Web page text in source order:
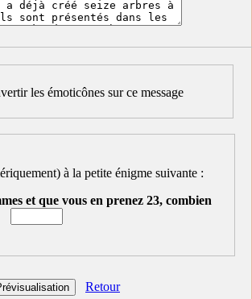
les émoticônes sur ce message
à la petite énigme suivante :
et que vous en prenez 23, combien
Retour